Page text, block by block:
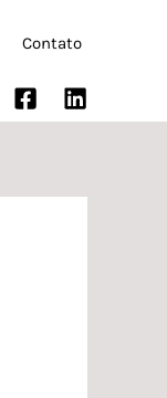
Contato